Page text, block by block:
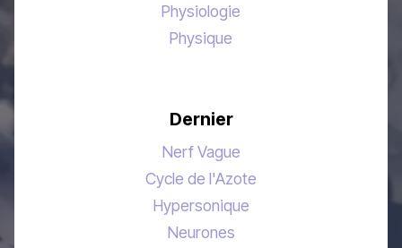
Physiologie
Physique
Dernier
Nerf Vague
Cycle de l'Azote
Hypersonique
Neurones